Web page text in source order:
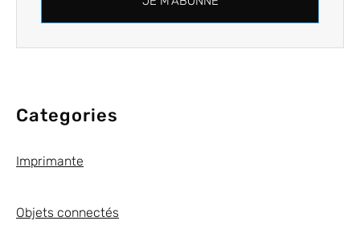
Categories
Imprimante
Objets connectés